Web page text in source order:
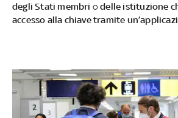
degli Stati membri odelle istituzione
accesso alla chiave tramite